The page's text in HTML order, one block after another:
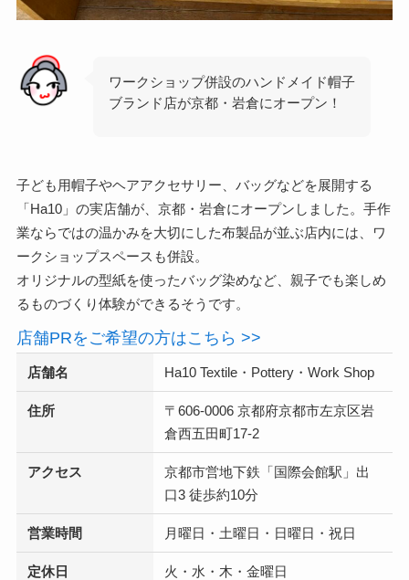
ワークショップ併設のハンドメイド帽子
ブランド店が京都・岩倉にオープン！
子ども用帽子やヘアアクセサリー、バッグなどを展開する
「Ha10」の実店舗が、京都・岩倉にオープンしました。手作
業ならではの温かみを大切にした布製品が並ぶ店内には、ワ
ークショップスペースも併設。
オリジナルの型紙を使ったバッグ染めなど、親子でも楽しめ
るものづくり体験ができるそうです。
店舗PRをご希望の方はこちら >>
店舗名 Ha10 Textile・Pottery・Work Shop
住所
〒606-0006 京都府京都市左京区岩
倉西五田町17-2
アクセス
京都市営地下鉄「国際会館駅」出
口3 徒歩約10分
営業時間 月曜日・土曜日・日曜日・祝日
定休日 火・水・木・金曜日